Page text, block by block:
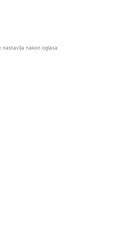
nastavlja nakon oglasa